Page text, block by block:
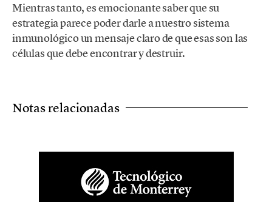
Mientras tanto, es emocionante saber que su
estrategia parece poder darle a nuestro sistema
inmunológico un mensaje claro de que esas son las
células que debe encontrar y destruir.
Notas relacionadas